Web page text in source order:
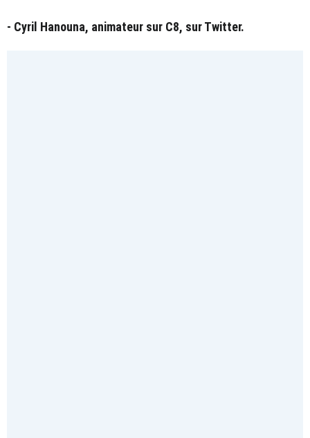
- Cyril Hanouna, animateur sur C8, sur Twitter.